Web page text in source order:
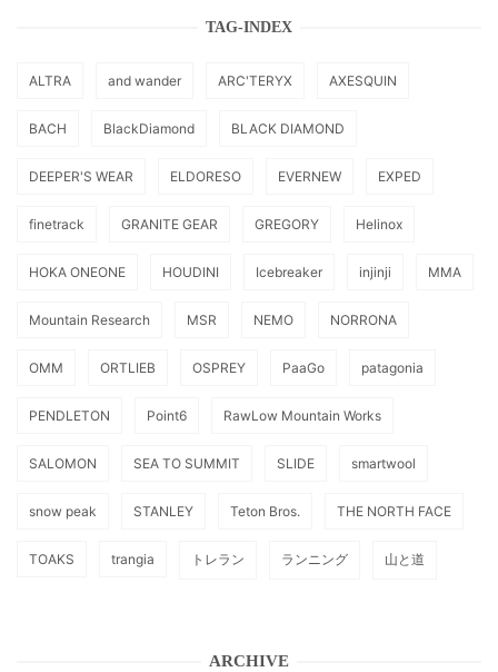
TAG-INDEX
ALTRA and wander ARC'TERYX AXESQUIN
BACH BlackDiamond BLACK DIAMOND
DEEPER'S WEAR ELDORESO EVERNEW EXPED
finetrack GRANITE GEAR GREGORY Helinox
HOKA ONEONE HOUDINI Icebreaker injinji MMA
Mountain Research MSR NEMO NORRONA
OMM ORTLIEB OSPREY PaaGo patagonia
PENDLETON Point6 RawLow Mountain Works
SALOMON SEA TO SUMMIT SLIDE smartwool
snow peak STANLEY Teton Bros. THE NORTH FACE
TOAKS trangia トレラン ランニング 山と道
ARCHIVE